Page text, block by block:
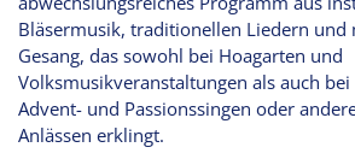
Bläsermusik, traditionellen Liedern
Gesang, das sowohl bei Hoagarten und
Volksmusikveranstaltungen als auch
Advent- und Passionssingen oder
Anlässen erklingt.